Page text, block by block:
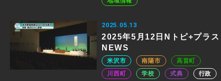
2025.05.13
2025年5月12日Nトピ+プラス
NEWS
米沢市 南陽市
高畠町
川西町
学校 式典
行政